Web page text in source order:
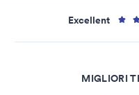
Excellent
MIGLIORI